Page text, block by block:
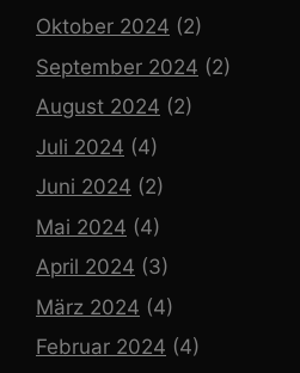
Oktober 2024 (2)
September 2024 (2)
August 2024 (2)
Juli 2024 (4)
Juni 2024 (2)
Mai 2024 (4)
April 2024 (3)
März 2024 (4)
Februar 2024 (4)